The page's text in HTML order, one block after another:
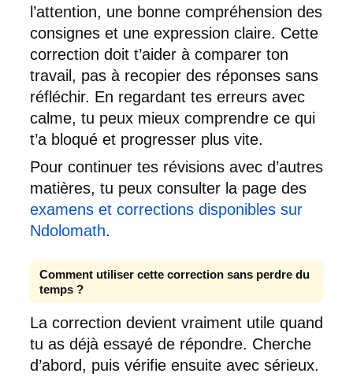
l’attention, une bonne compréhension des
consignes et une expression claire. Cette
correction doit t’aider à comparer ton
travail, pas à recopier des réponses sans
réfléchir. En regardant tes erreurs avec
calme, tu peux mieux comprendre ce qui
t’a bloqué et progresser plus vite.
Pour continuer tes révisions avec d’autres
matières, tu peux consulter la page des
examens et corrections disponibles sur
Ndolomath.
Comment utiliser cette correction sans perdre du
temps ?
La correction devient vraiment utile quand
tu as déjà essayé de répondre. Cherche
d’abord, puis vérifie ensuite avec sérieux.